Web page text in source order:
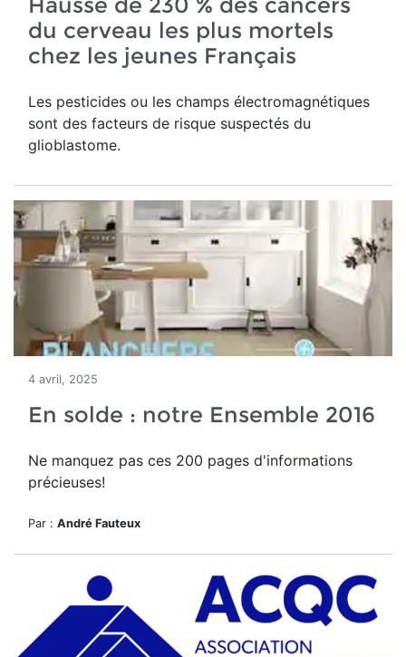
du cerveau les plus mortels
chez les jeunes Français
Les pesticides ou les champs électromagnétiques
sont des facteurs de risque suspectés du
glioblastome.
4 avril, 2025
En solde : notre Ensemble 2016
Ne manquez pas ces 200 pages d'informations
précieuses!
Par : André Fauteux